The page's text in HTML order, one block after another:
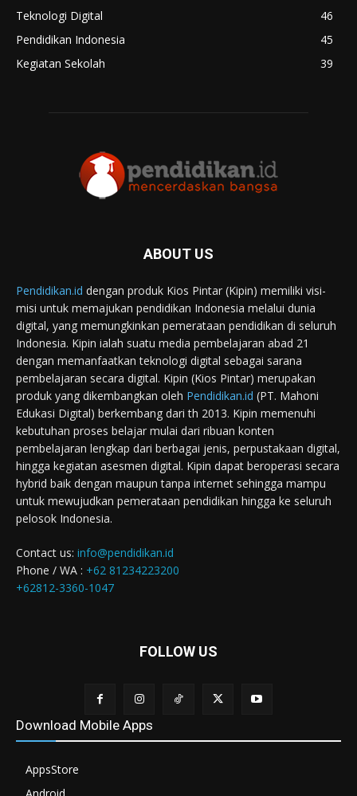
Teknologi Digital
46
Pendidikan Indonesia
45
Kegiatan Sekolah
39
ABOUT US
Pendidikan.id dengan produk Kios Pintar (Kipin) memiliki visi-
misi untuk memajukan pendidikan Indonesia melalui dunia
digital, yang memungkinkan pemerataan pendidikan di seluruh
Indonesia. Kipin ialah suatu media pembelajaran abad 21
dengan memanfaatkan teknologi digital sebagai sarana
pembelajaran secara digital. Kipin (Kios Pintar) merupakan
produk yang dikembangkan oleh Pendidikan.id (PT. Mahoni
Edukasi Digital) berkembang dari th 2013. Kipin memenuhi
kebutuhan proses belajar mulai dari ribuan konten
pembelajaran lengkap dari berbagai jenis, perpustakaan digital,
hingga kegiatan asesmen digital. Kipin dapat beroperasi secara
hybrid baik dengan maupun tanpa internet sehingga mampu
untuk mewujudkan pemerataan pendidikan hingga ke seluruh
pelosok Indonesia.
Contact us: info@pendidikan.id
Phone / WA : +62 81234223200
+62812-3360-1047
FOLLOW US
Download Mobile Apps
AppsStore